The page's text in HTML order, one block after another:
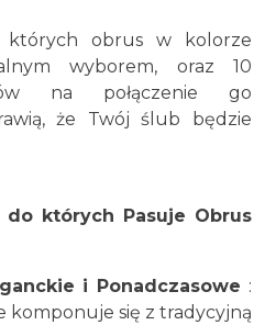
obrus w kolorze
wyborem, oraz 10
na połączenie go
że Twój ślub będzie
do których Pasuje Obrus
i Ponadczasowe :
komponuje się z tradycyjną